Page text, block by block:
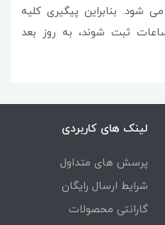
می شود. بنابراین پیگیری کلیه
ثبت شوند، به روز بعد
لینک های کاربردی
پرسش های متداول
شرایط ارسال رایگان
گارانتی محصولات